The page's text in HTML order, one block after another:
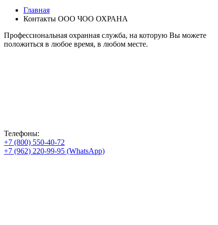
Главная
Контакты ООО ЧОО ОХРАНА
Профессиональная охранная служба, на которую Вы можете
положиться в любое время, в любом месте.
Телефоны:
+7 (800) 550-40-72
+7 (962) 220-99-95 (WhatsApp)